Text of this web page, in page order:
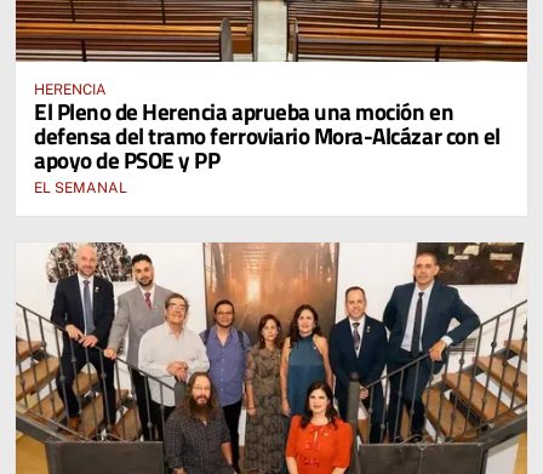
HERENCIA
El Pleno de Herencia aprueba una moción en
defensa del tramo ferroviario Mora-Alcázar con el
apoyo de PSOE y PP
EL SEMANAL